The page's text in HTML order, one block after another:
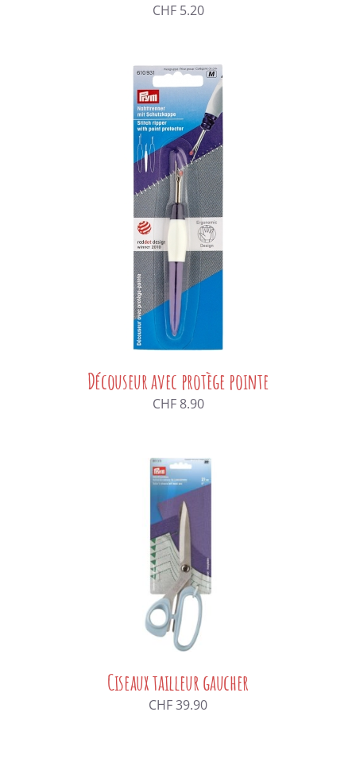
CHF5.20
Découseur avec protège pointe
CHF8.90
Ciseaux tailleur gaucher
CHF39.90